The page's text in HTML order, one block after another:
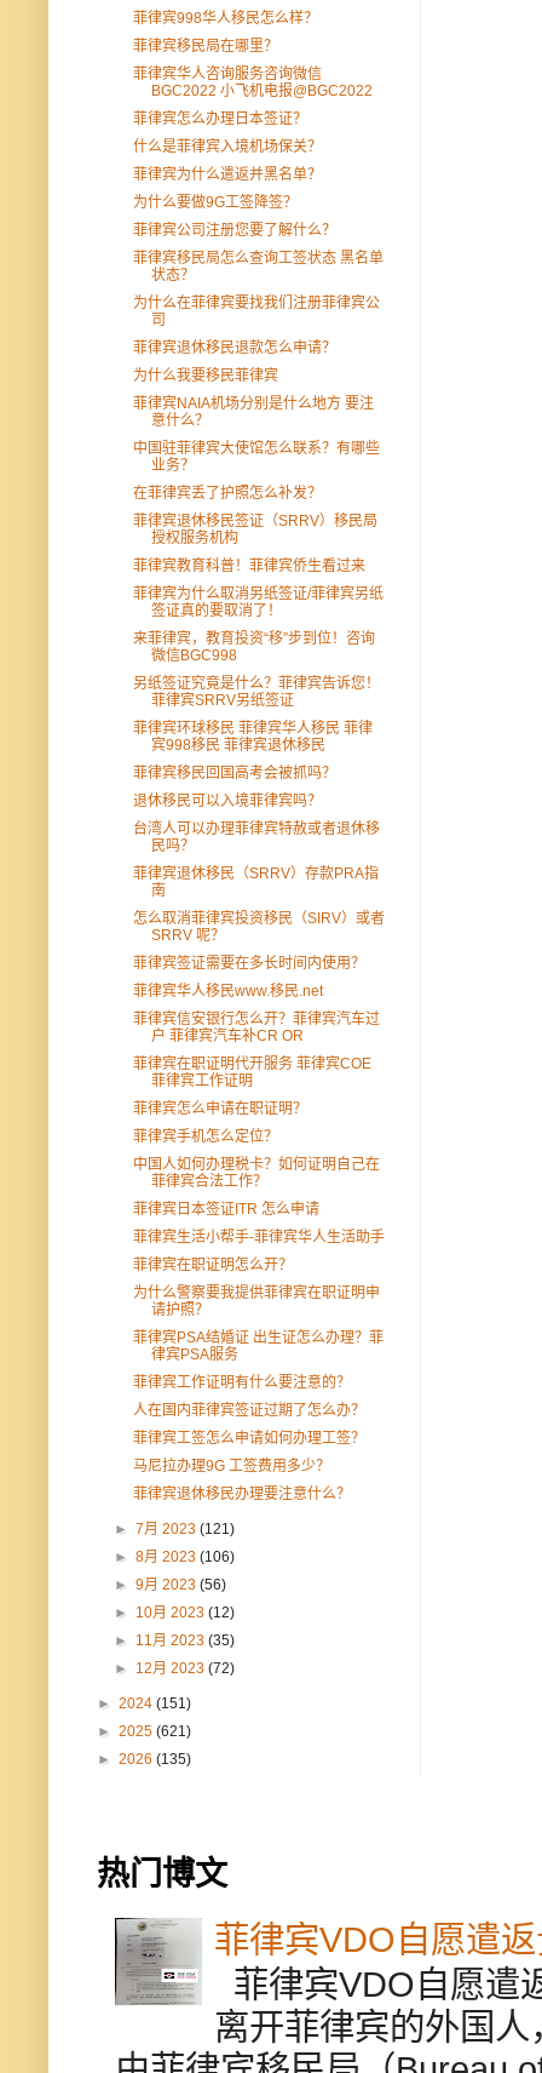
菲律宾998华人移民怎么样？
菲律宾移民局在哪里？
菲律宾华人咨询服务咨询微信
BGC2022 小飞机电报@BGC2022
菲律宾怎么办理日本签证？
什么是菲律宾入境机场保关？
菲律宾为什么遣返并黑名单？
为什么要做9G工签降签？
菲律宾公司注册您要了解什么？
菲律宾移民局怎么查询工签状态 黑名单
状态？
为什么在菲律宾要找我们注册菲律宾公
司
菲律宾退休移民退款怎么申请？
为什么我要移民菲律宾
菲律宾NAIA机场分别是什么地方 要注
意什么？
中国驻菲律宾大使馆怎么联系？有哪些
业务？
在菲律宾丢了护照怎么补发？
菲律宾退休移民签证（SRRV）移民局
授权服务机构
菲律宾教育科普！菲律宾侨生看过来
菲律宾为什么取消另纸签证/菲律宾另纸
签证真的要取消了！
来菲律宾，教育投资“移”步到位！咨询
微信BGC998
另纸签证究竟是什么？菲律宾告诉您！
菲律宾SRRV另纸签证
菲律宾环球移民 菲律宾华人移民 菲律
宾998移民 菲律宾退休移民
菲律宾移民回国高考会被抓吗？
退休移民可以入境菲律宾吗？
台湾人可以办理菲律宾特赦或者退休移
民吗？
菲律宾退休移民（SRRV）存款PRA指
南
怎么取消菲律宾投资移民（SIRV）或者
SRRV 呢？
菲律宾签证需要在多长时间内使用？
菲律宾华人移民www.移民.net
菲律宾信安银行怎么开？菲律宾汽车过
户 菲律宾汽车补CR OR
菲律宾在职证明代开服务 菲律宾COE
菲律宾工作证明
菲律宾怎么申请在职证明？
菲律宾手机怎么定位？
中国人如何办理税卡？如何证明自己在
菲律宾合法工作？
菲律宾日本签证ITR 怎么申请
菲律宾生活小帮手-菲律宾华人生活助手
菲律宾在职证明怎么开？
为什么警察要我提供菲律宾在职证明申
请护照？
菲律宾PSA结婚证 出生证怎么办理？菲
律宾PSA服务
菲律宾工作证明有什么要注意的？
人在国内菲律宾签证过期了怎么办？
菲律宾工签怎么申请如何办理工签？
马尼拉办理9G 工签费用多少？
菲律宾退休移民办理要注意什么？
►7月 2023(121)
►8月 2023(106)
►9月 2023(56)
► 10月 2023(12)
► 11月 2023(35)
► 12月 2023(72)
► 2024 (151)
► 2025 (621)
► 2026 (135)
热门博文
菲律宾VDO自愿遣
菲律宾VDO自愿遣
离开菲律宾的外国